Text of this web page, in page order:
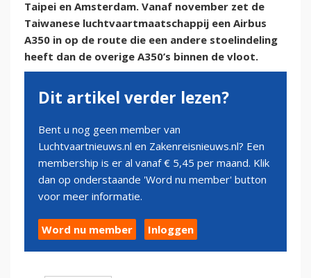
Taipei en Amsterdam. Vanaf november zet de
Taiwanese luchtvaartmaatschappij een Airbus
A350 in op de route die een andere stoelindeling
heeft dan de overige A350’s binnen de vloot.
Dit artikel verder lezen?
Bent u nog geen member van
Luchtvaartnieuws.nl en Zakenreisnieuws.nl? Een
membership is er al vanaf € 5,45 per maand. Klik
dan op onderstaande 'Word nu member' button
voor meer informatie.
Word nu member Inloggen